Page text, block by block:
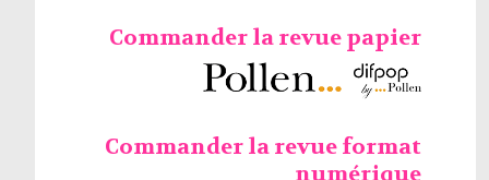
Commander la revue papier
Commander la revue format
numérique